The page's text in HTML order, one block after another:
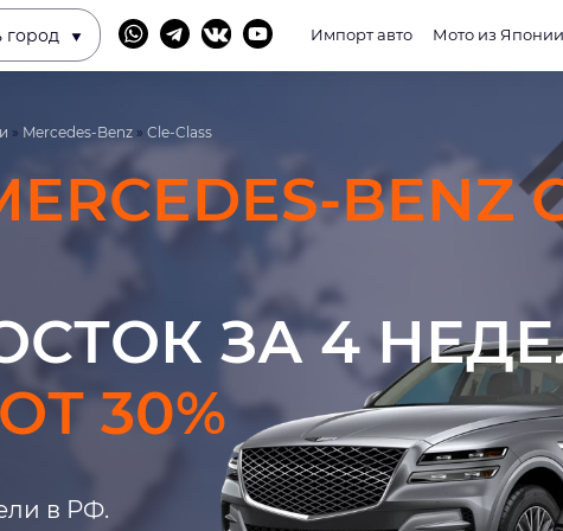
город Импорт авто Мото из Японии
» Mercedes-Benz » Cle-Class
BENZ
ЗА 4
30%
в РФ.